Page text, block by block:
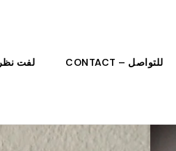
للتواصل – CONTACT لفت